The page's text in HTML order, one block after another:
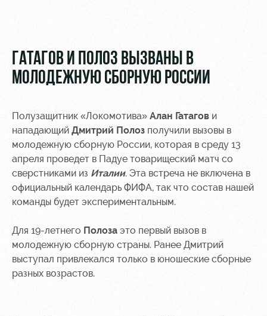
МГН
РЖД
Арена
Организация
мероприятий
Аренда
Аренда
площадей
Локо
Старт
Локо-Лето
Академия
поступить
Руководство
Информация
для
болельщиков
Банковская
карта
Заставки
Парковка
ГАТАГОВ И ПОЛОЗ ВЫЗВАНЫ В
МОЛОДЕЖНУЮ СБОРНУЮ РОССИИ
Полузащитник «Локомотива» Алан Гатагов и
нападающий Дмитрий Полоз получили вызовы в
молодежную сборную России, которая в среду 13
апреля проведет в Падуе товарищеский матч со
сверстниками из Италии. Эта встреча не включена в
официальный календарь ФИФА, так что состав нашей
команды будет экспериментальным.
Для 19-летнего Полоза это первый вызов в
молодежную сборную страны. Ранее Дмитрий
выступал привлекался только в юношеские сборные
разных возрастов.